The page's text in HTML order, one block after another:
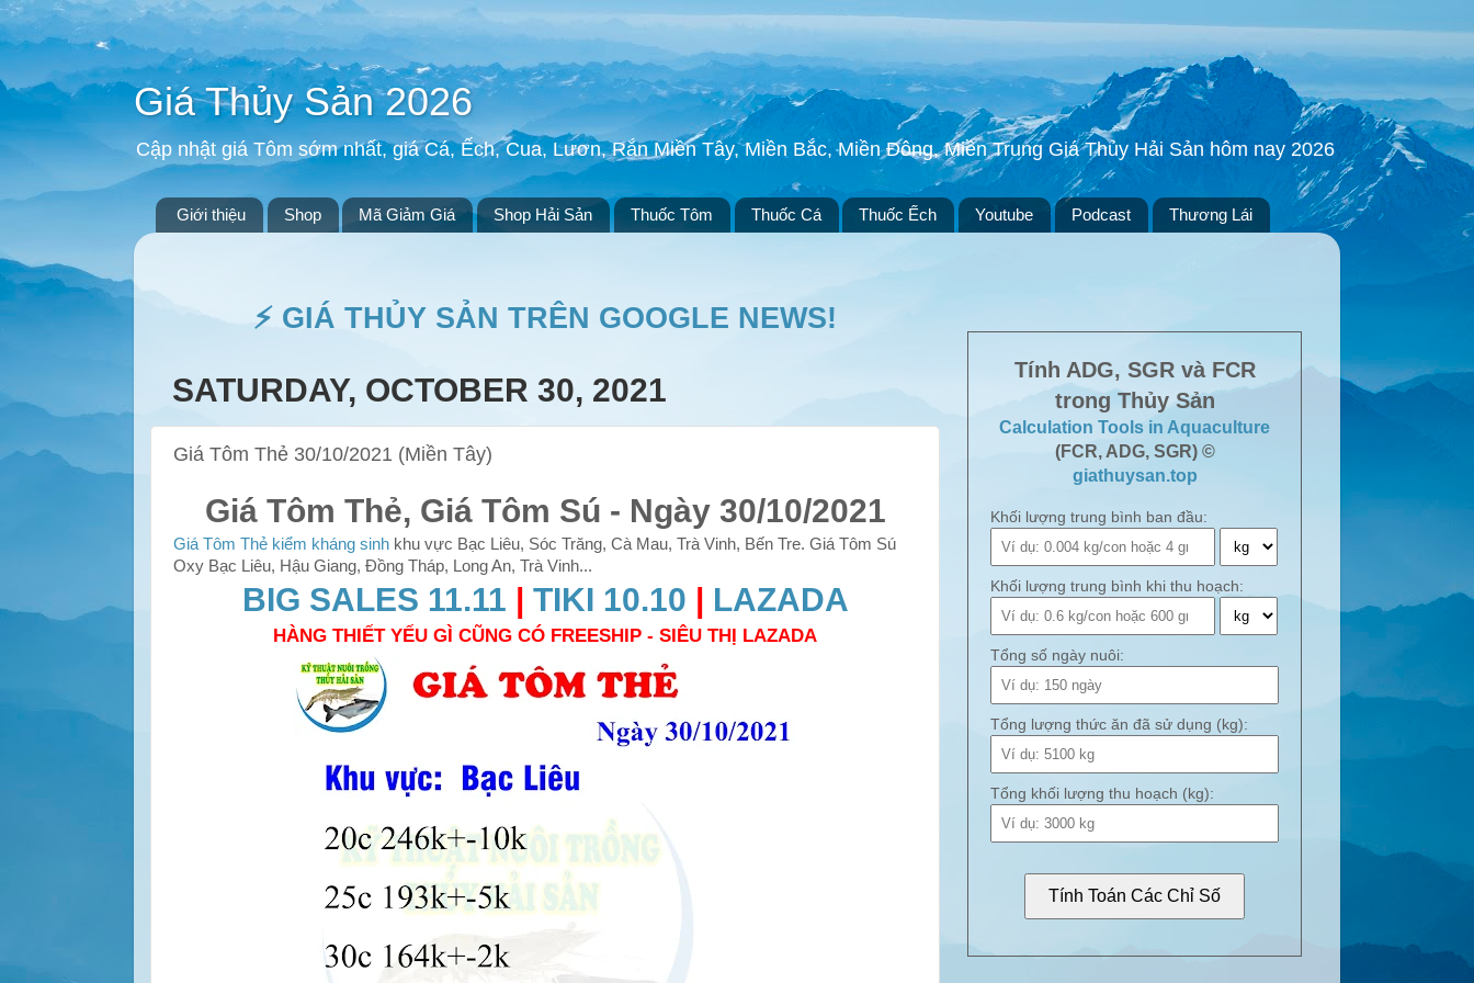
Giá Thủy Sản 2026
Cập nhật giá Tôm sớm nhất, giá Cá, Ếch, Cua, Lươn, Rắn Miền Tây, Miền Bắc, Miền Đông, Miền Trung Giá Thủy Hải Sản hôm nay 2026
Giới thiệu Shop Mã Giảm Giá Shop Hải Sản Thuốc Tôm Thuốc Cá Thuốc Ếch Youtube Podcast Thương Lái
⚡ GIÁ THỦY SẢN TRÊN GOOGLE NEWS!
SATURDAY, OCTOBER 30, 2021
Giá Tôm Thẻ 30/10/2021 (Miền Tây)
Giá Tôm Thẻ, Giá Tôm Sú - Ngày 30/10/2021
Giá Tôm Thẻ kiểm kháng sinh khu vực Bạc Liêu, Sóc Trăng, Cà Mau, Trà Vinh, Bến Tre. Giá Tôm Sú
Oxy Bạc Liêu, Hậu Giang, Đồng Tháp, Long An, Trà Vinh...
BIG SALES 11.11 | TIKI 10.10 | LAZADA
HÀNG THIẾT YẾU GÌ CŨNG CÓ FREESHIP - SIÊU THỊ LAZADA
Tính ADG, SGR và FCR
trong Thủy Sản
Calculation Tools in Aquaculture
(FCR, ADG, SGR) ©
giathuysan.top
Khối lượng trung bình ban đầu:
Khối lượng trung bình khi thu hoạch:
Tổng số ngày nuôi:
Tổng lượng thức ăn đã sử dụng (kg):
Tổng khối lượng thu hoạch (kg):
Tính Toán Các Chỉ Số